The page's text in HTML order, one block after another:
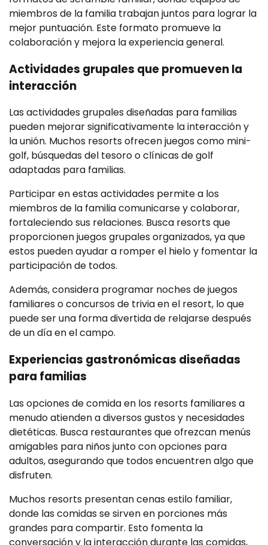
miembros de la familia trabajan juntos para lograr la
mejor puntuación. Este formato promueve la
colaboración y mejora la experiencia general.
Actividades grupales que promueven la
interacción
Las actividades grupales diseñadas para familias
pueden mejorar significativamente la interacción y
la unión. Muchos resorts ofrecen juegos como mini-
golf, búsquedas del tesoro o clínicas de golf
adaptadas para familias.
Participar en estas actividades permite a los
miembros de la familia comunicarse y colaborar,
fortaleciendo sus relaciones. Busca resorts que
proporcionen juegos grupales organizados, ya que
estos pueden ayudar a romper el hielo y fomentar la
participación de todos.
Además, considera programar noches de juegos
familiares o concursos de trivia en el resort, lo que
puede ser una forma divertida de relajarse después
de un día en el campo.
Experiencias gastronómicas diseñadas
para familias
Las opciones de comida en los resorts familiares a
menudo atienden a diversos gustos y necesidades
dietéticas. Busca restaurantes que ofrezcan menús
amigables para niños junto con opciones para
adultos, asegurando que todos encuentren algo que
disfruten.
Muchos resorts presentan cenas estilo familiar,
donde las comidas se sirven en porciones más
grandes para compartir. Esto fomenta la
conversación y la interacción durante las comidas,